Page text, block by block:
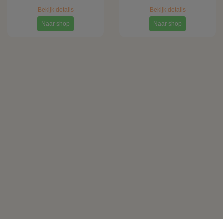
Bekijk details
Naar shop
Bekijk details
Naar shop